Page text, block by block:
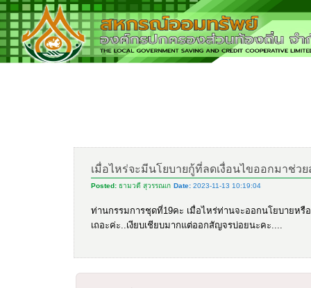
เมื่อไหร่จะมีนโยบายกู้ที่ลดเงื่อนไขออกมาช่ว
Posted: ธามวดี สุวรรณเก Date: 2023-11-13 10:19:04
ท่านกรรมการชุดที่19คะ เมื่อไหร่ท่านจะออกนโยบายหรื
เถอะค่ะ..เงียบเชียบมากแต่ออกสัญจรบ่อยนะคะ....